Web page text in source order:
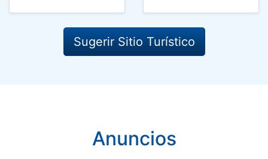
Sugerir Sitio Turístico
Anuncios